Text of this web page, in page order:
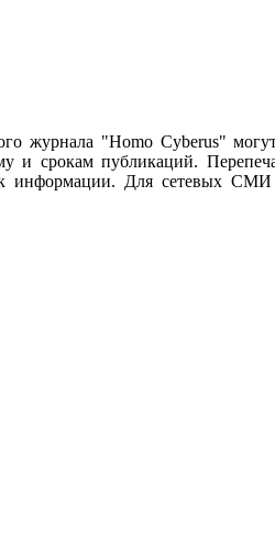
журнала "Homo Cyberus"
срокам публикаций.
информации. Для сетевых СМИ